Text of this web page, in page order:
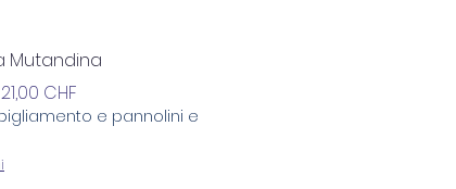
Vista rapida
Mutandina
Prezzo scontato
21,00 CHF
e pannolini e